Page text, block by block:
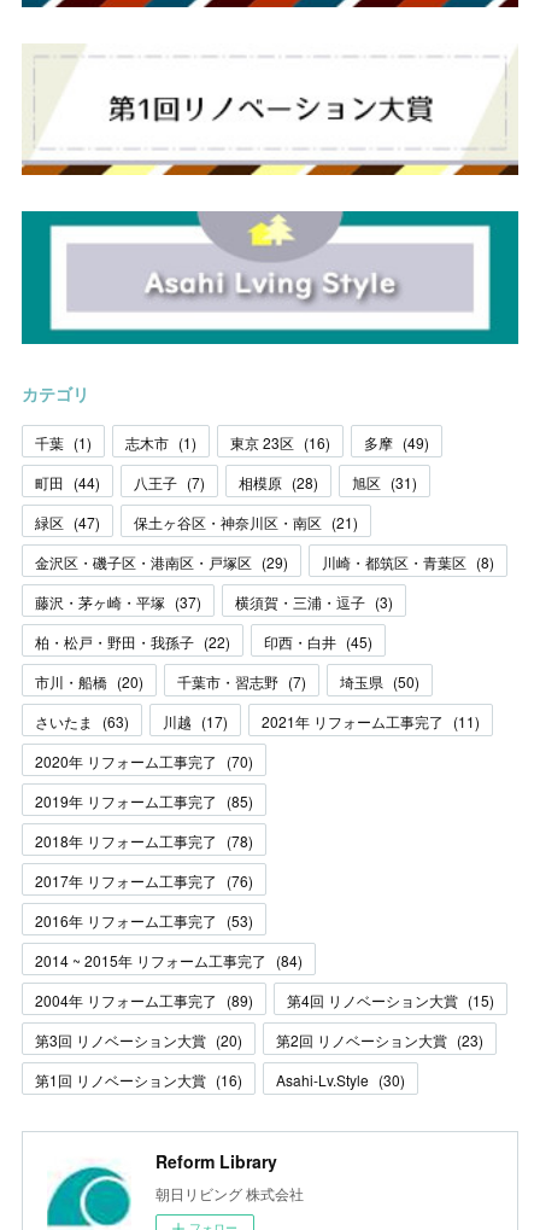
カテゴリ
千葉 (1) 志木市 (1) 東京 23区 (16) 多摩 (49)
町田 (44) 八王子 (7) 相模原 (28) 旭区 (31)
緑区 (47) 保土ヶ谷区・神奈川区・南区 (21)
金沢区・磯子区・港南区・戸塚区 (29) 川崎・都筑区・青葉区 (8)
藤沢・茅ヶ崎・平塚 (37) 横須賀・三浦・逗子 (3)
柏・松戸・野田・我孫子 (22) 印西・白井 (45)
市川・船橋 (20) 千葉市・習志野 (7) 埼玉県 (50)
さいたま
(63) 川越 (17) 2021年 リフォーム工事完了 (11)
2020年 リフォーム工事完了
(70)
2019年 リフォーム工事完了
(85)
2018年 リフォーム工事完了
(78)
2017年 リフォーム工事完了
(76)
2016年 リフォーム工事完了
(53)
2014 ~ 2015年 リフォーム工事完了
(84)
2004年 リフォーム工事完了
(89) 第4回 リノベーション大賞 (15)
第3回 リノベーション大賞 (20) 第2回 リノベーション大賞 (23)
第1回 リノベーション大賞 (16) Asahi-Lv.Style (30)
Reform Library
朝日リビング 株式会社